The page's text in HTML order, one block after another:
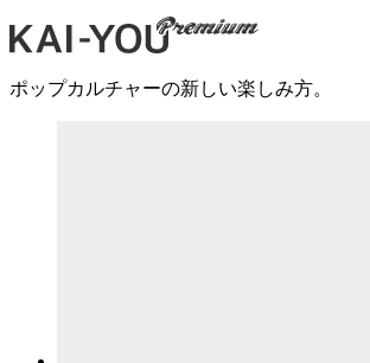
ポップカルチャーの新しい楽しみ方。